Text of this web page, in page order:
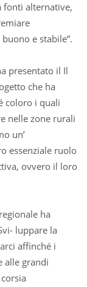
fonti alternative,
e stabile”.
presentato il Il
che ha
coloro i quali
nelle zone rurali
un’
essenziale ruolo
ovvero il loro
ha
luppare la
affinché i
alle grandi